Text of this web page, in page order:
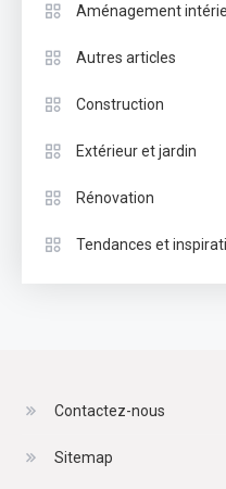
Aménagement
Autres articles
Construction
Extérieur et jardin
Rénovation
Tendances et
Contactez-nous
Sitemap